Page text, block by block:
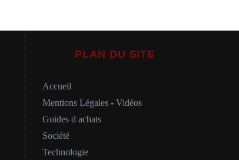
PLAN DU SITE
Accueil
Mentions Légales- Vidéos
Guides d achats
Société
Technologie